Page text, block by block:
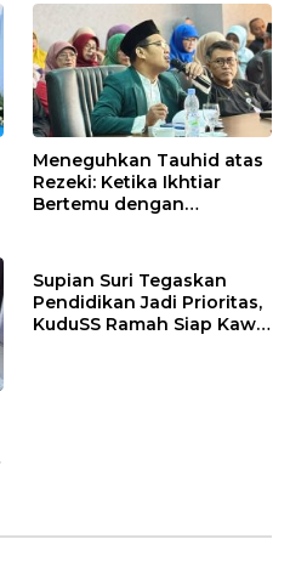
Meneguhkan Tauhid atas
Rezeki: Ketika Ikhtiar
Bertemu dengan
Supian Suri Tegaskan
Pendidikan Jadi Prioritas,
KuduSS Ramah Siap Kawal